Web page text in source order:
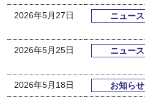
2026年5月27日 ニュース
2026年5月25日 ニュース
2026年5月18日 お知らせ